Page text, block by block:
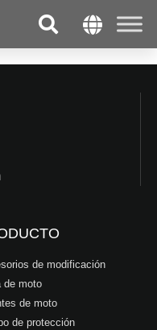
de modificación
de moto
de moto
de protección